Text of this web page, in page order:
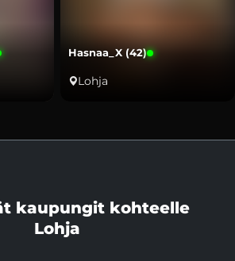
Hasnaa_X (42)
Lohja
kaupungit kohteelle
Lohja